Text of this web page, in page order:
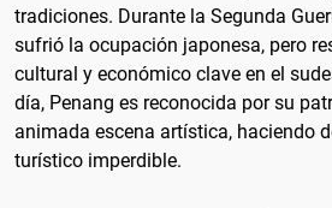
tradiciones. Durante la Segunda
sufrió la ocupación japonesa, pero
cultural y económico clave en el
día, Penang es reconocida por su
animada escena artística, haciendo
turístico imperdible.